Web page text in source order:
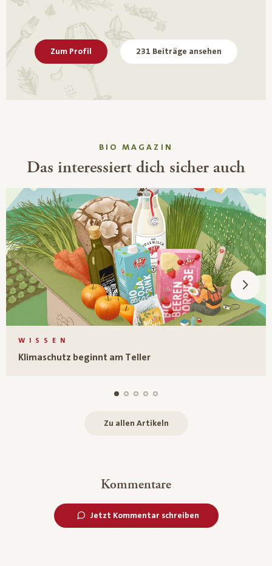
Zum Profil 231 Beiträge ansehen
BIO MAGAZIN
Das interessiert dich sicher auch
WISSEN
Klimaschutz beginnt am Teller
Zu allen Artikeln
Kommentare
Jetzt Kommentar schreiben